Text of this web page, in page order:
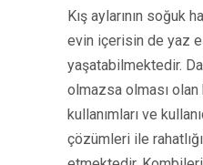
Kış aylarının soğuk
evin içerisin de yaz
yaşatabilmektedir.
olmazsa olması
kullanımları ve
çözümleri ile